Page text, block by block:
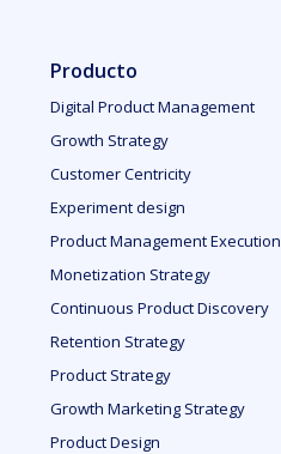
Producto
Digital Product Management
Growth Strategy
Customer Centricity
Experiment design
Product Management Execution
Monetization Strategy
Continuous Product Discovery
Retention Strategy
Product Strategy
Growth Marketing Strategy
Product Design